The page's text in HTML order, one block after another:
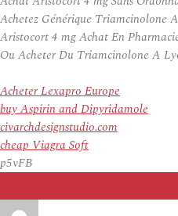
Achetez Générique Triamcinolone
Aristocort 4 mg Achat En
Ou Acheter Du Triamcinolone A
Acheter Lexapro Europe
buy Aspirin and Dipyridamole
civarchdesignstudio.com
cheap Viagra Soft
p5vFB